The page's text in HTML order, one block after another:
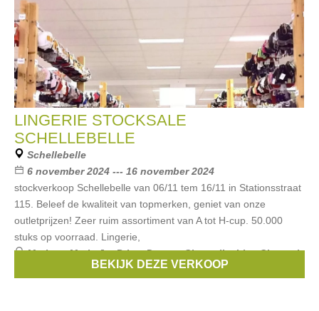
LINGERIE STOCKSALE
SCHELLEBELLE
Schellebelle
6 november 2024 --- 16 november 2024
stockverkoop Schellebelle van 06/11 tem 16/11 in Stationsstraat
115. Beleef de kwaliteit van topmerken, geniet van onze
outletprijzen! Zeer ruim assortiment van A tot H-cup. 50.000
stuks op voorraad. Lingerie,
Merken:Marie Jo,Prima Donna,Chantelle,Lise Charmel,
BEKIJK DEZE VERKOOP